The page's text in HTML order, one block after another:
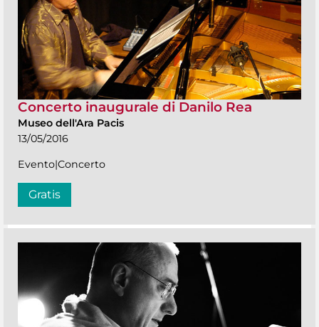
Concerto inaugurale di Danilo Rea
Museo dell'Ara Pacis
13/05/2016
Evento|Concerto
Gratis